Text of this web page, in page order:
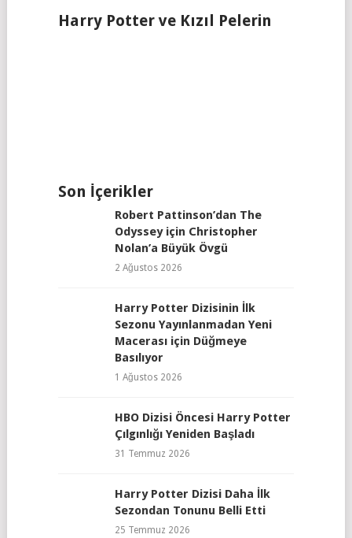
Harry Potter ve Kızıl Pelerin
Son İçerikler
Robert Pattinson’dan The
Odyssey için Christopher
Nolan’a Büyük Övgü
2 Ağustos 2026
Harry Potter Dizisinin İlk
Sezonu Yayınlanmadan Yeni
Macerası için Düğmeye
Basılıyor
1 Ağustos 2026
HBO Dizisi Öncesi Harry Potter
Çılgınlığı Yeniden Başladı
31 Temmuz 2026
Harry Potter Dizisi Daha İlk
Sezondan Tonunu Belli Etti
25 Temmuz 2026